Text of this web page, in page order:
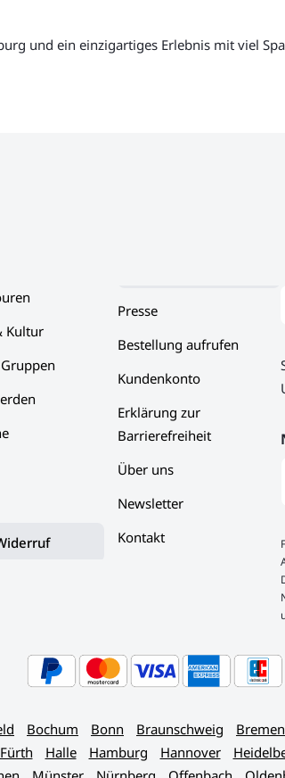
und ein einzigartiges Erlebnis mit viel
Kultur
Presse
Bestellung aufrufen
Kundenkonto
Erklärung zur
Barrierefreiheit
Über uns
Newsletter
Kontakt
Bochum Bonn Braunschweig Bremen
Fürth Halle Hamburg Hannover